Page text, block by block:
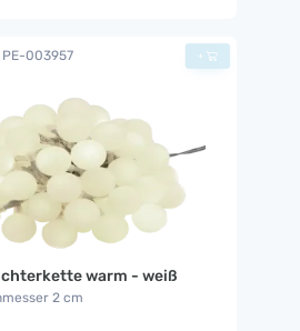
003957
warm - weiß
2 cm
+